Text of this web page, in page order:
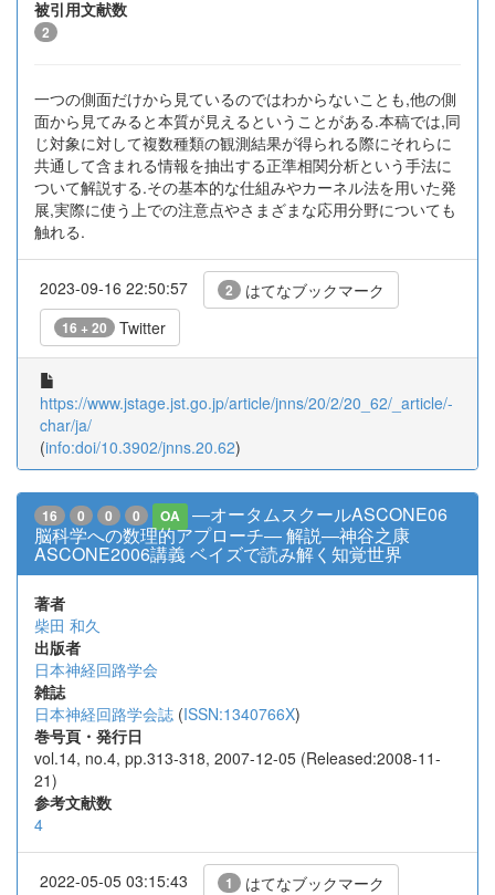
被引用文献数
2
一つの側面だけから見ているのではわからないことも,他の側
面から見てみると本質が見えるということがある.本稿では,同
じ対象に対して複数種類の観測結果が得られる際にそれらに
共通して含まれる情報を抽出する正準相関分析という手法に
ついて解説する.その基本的な仕組みやカーネル法を用いた発
展,実際に使う上での注意点やさまざまな応用分野についても
触れる.
2023-09-16 22:50:57 2 はてなブックマーク
16 + 20 Twitter
https://www.jstage.jst.go.jp/article/jnns/20/2/20_62/_article/-
char/ja/
(info:doi/10.3902/jnns.20.62)
16 0 0 0 OA
―オータムスクールASCONE06
脳科学への数理的アプローチ― 解説―神谷之康
ASCONE2006講義 ベイズで読み解く知覚世界
著者
柴田 和久
出版者
日本神経回路学会
雑誌
日本神経回路学会誌 (ISSN:1340766X)
巻号頁・発行日
vol.14, no.4, pp.313-318, 2007-12-05 (Released:2008-11-
21)
参考文献数
4
2022-05-05 03:15:43 1 はてなブックマーク